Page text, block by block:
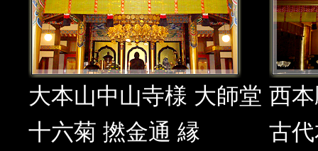
大本山中山寺様 大師堂
十六菊 撚金通 縁
西
古